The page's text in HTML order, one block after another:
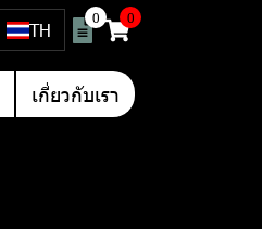
TH
0 0
เกี่ยวกับเรา